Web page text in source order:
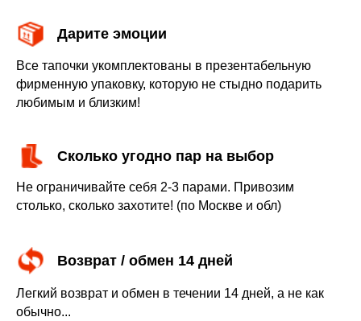
Дарите эмоции
Все тапочки укомплектованы в презентабельную
фирменную упаковку, которую не стыдно подарить
любимым и близким!
Сколько угодно пар на выбор
Не ограничивайте себя 2-3 парами. Привозим
столько, сколько захотите! (по Москве и обл)
Возврат / обмен 14 дней
Легкий возврат и обмен в течении 14 дней, а не как
обычно...